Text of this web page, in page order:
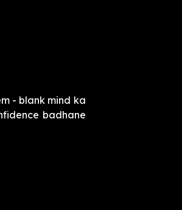
- blank mind ka
badhane